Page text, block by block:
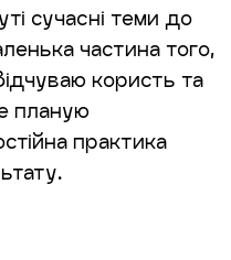
сучасні теми до
частина того,
користь та
планую
практика